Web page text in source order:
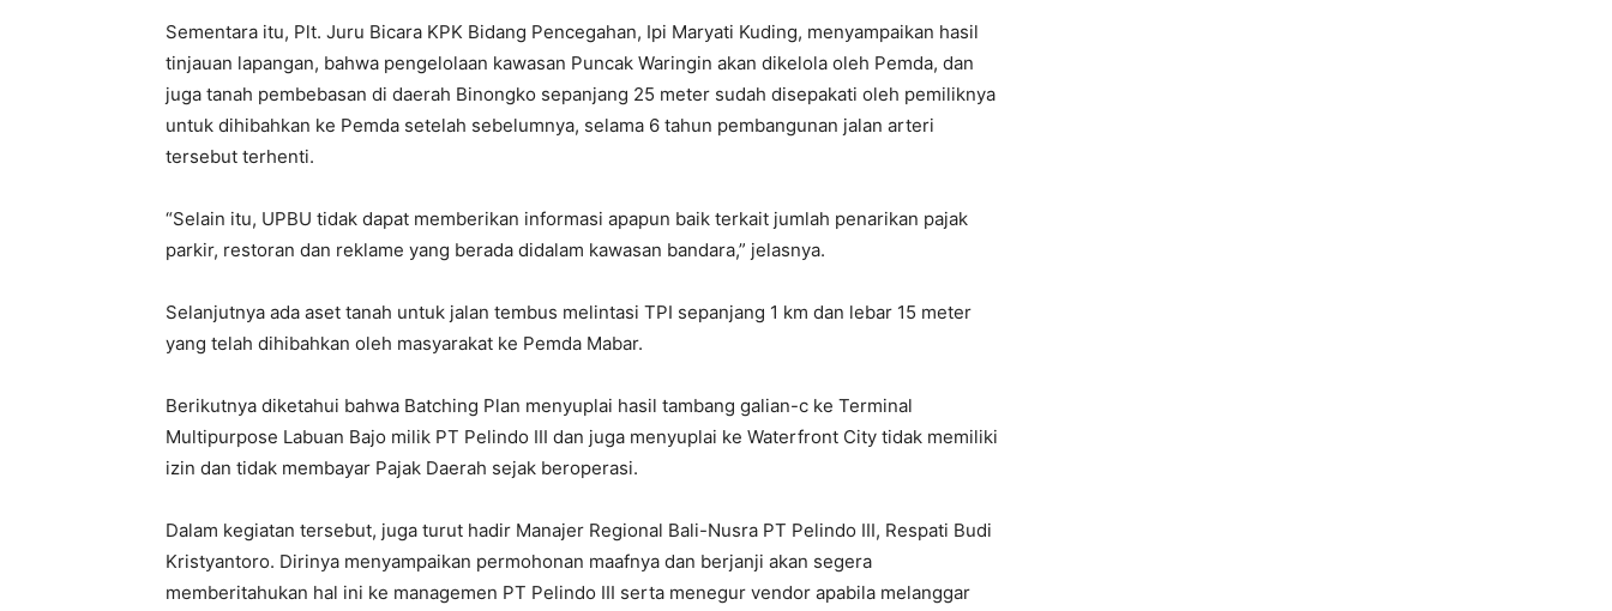
Sementara itu, Plt. Juru Bicara KPK Bidang Pencegahan, Ipi Maryati Kuding, menyampaikan hasil
tinjauan lapangan, bahwa pengelolaan kawasan Puncak Waringin akan dikelola oleh Pemda, dan
juga tanah pembebasan di daerah Binongko sepanjang 25 meter sudah disepakati oleh pemiliknya
untuk dihibahkan ke Pemda setelah sebelumnya, selama 6 tahun pembangunan jalan arteri
tersebut terhenti.
“Selain itu, UPBU tidak dapat memberikan informasi apapun baik terkait jumlah penarikan pajak
parkir, restoran dan reklame yang berada didalam kawasan bandara,” jelasnya.
Selanjutnya ada aset tanah untuk jalan tembus melintasi TPI sepanjang 1 km dan lebar 15 meter
yang telah dihibahkan oleh masyarakat ke Pemda Mabar.
Berikutnya diketahui bahwa Batching Plan menyuplai hasil tambang galian-c ke Terminal
Multipurpose Labuan Bajo milik PT Pelindo III dan juga menyuplai ke Waterfront City tidak memiliki
izin dan tidak membayar Pajak Daerah sejak beroperasi.
Dalam kegiatan tersebut, juga turut hadir Manajer Regional Bali-Nusra PT Pelindo III, Respati Budi
Kristyantoro. Dirinya menyampaikan permohonan maafnya dan berjanji akan segera
memberitahukan hal ini ke managemen PT Pelindo III serta menegur vendor apabila melanggar